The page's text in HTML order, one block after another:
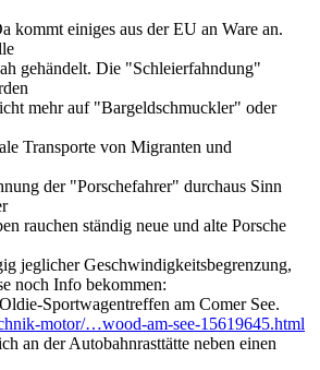
kommt einiges aus der EU an Ware an.
gehändelt. Die "Schleierfahndung"
mehr auf "Bargeldschmuckler" oder
Transporte von Migranten und
der "Porschefahrer" durchaus Sinn
rauchen ständig neue und alte Porsche
jeglicher Geschwindigkeitsbegrenzung,
noch Info bekommen:
Sportwagentreffen am Comer See.
motor/…wood-am-see-15619645.html
an der Autobahnrasttätte neben einen